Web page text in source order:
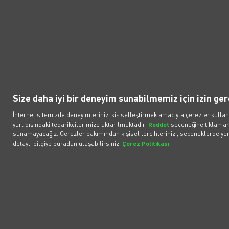
Bireysel Üyelik Sözleşmesi
Kurumsal Üyelik Sözleşmesi
Müşteri Aydınlatma Metni
BMW iX3 50 xDrive
BMW iX1
Size daha iyi bir deneyim sunabilmemiz için izin
İnternet sitemizde deneyimlerinizi kişiselleştirmek amacıyla çerezler
yurt dışındaki tedarikçilerimize aktarılmaktadır. Reddet seçeneğine
sunamayacağız. Çerezler bakımından kişisel tercihlerinizi, seçeneklerde
detaylı bilgiye buradan ulaşabilirsiniz: Çerez Politikası